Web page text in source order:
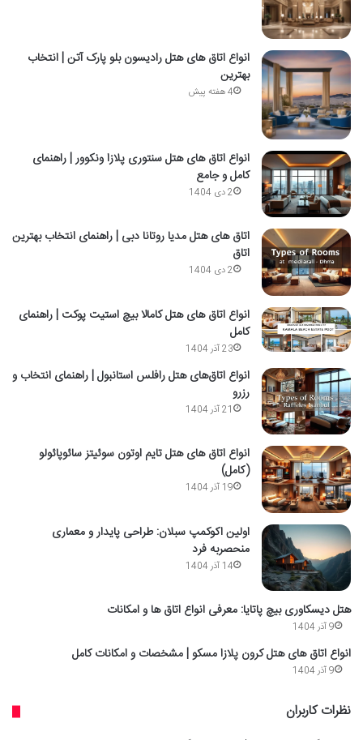
انواع اتاق های هتل رادیسون بلو پارک آتن | انتخاب
بهترین
4 هفته پیش
انواع اتاق های هتل سنتوری پلازا ونکوور | راهنمای
کامل و جامع
2 دی 1404
اتاق‌ های هتل مدیا روتانا دبی | راهنمای انتخاب بهترین
اتاق
2 دی 1404
انواع اتاق های هتل کامالا بیچ استیت پوکت | راهنمای
کامل
23 آذر 1404
انواع اتاق‌های هتل رافلس استانبول | راهنمای انتخاب و
رزرو
21 آذر 1404
انواع اتاق های هتل تایم اوتون سوئیتز سائوپائولو
(کامل)
19 آذر 1404
اولین اکوکمپ سبلان: طراحی پایدار و معماری
منحصربه فرد
14 آذر 1404
هتل دیسکاوری بیچ پاتایا: معرفی انواع اتاق ها و امکانات
9 آذر 1404
انواع اتاق های هتل کرون پلازا مسکو | مشخصات و امکانات کامل
9 آذر 1404
نظرات کاربران